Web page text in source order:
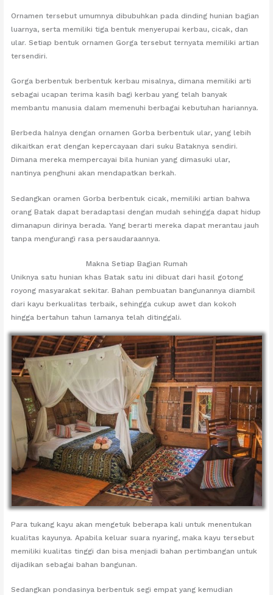
Ornamen tersebut umumnya dibubuhkan pada dinding hunian bagian
luarnya, serta memiliki tiga bentuk menyerupai kerbau, cicak, dan
ular. Setiap bentuk ornamen Gorga tersebut ternyata memiliki artian
tersendiri.
Gorga berbentuk berbentuk kerbau misalnya, dimana memiliki arti
sebagai ucapan terima kasih bagi kerbau yang telah banyak
membantu manusia dalam memenuhi berbagai kebutuhan hariannya.
Berbeda halnya dengan ornamen Gorba berbentuk ular, yang lebih
dikaitkan erat dengan kepercayaan dari suku Bataknya sendiri.
Dimana mereka mempercayai bila hunian yang dimasuki ular,
nantinya penghuni akan mendapatkan berkah.
Sedangkan oramen Gorba berbentuk cicak, memiliki artian bahwa
orang Batak dapat beradaptasi dengan mudah sehingga dapat hidup
dimanapun dirinya berada. Yang berarti mereka dapat merantau jauh
tanpa mengurangi rasa persaudaraannya.
Makna Setiap Bagian Rumah
Uniknya satu hunian khas Batak satu ini dibuat dari hasil gotong
royong masyarakat sekitar. Bahan pembuatan bangunannya diambil
dari kayu berkualitas terbaik, sehingga cukup awet dan kokoh
hingga bertahun tahun lamanya telah ditinggali.
Para tukang kayu akan mengetuk beberapa kali untuk menentukan
kualitas kayunya. Apabila keluar suara nyaring, maka kayu tersebut
memiliki kualitas tinggi dan bisa menjadi bahan pertimbangan untuk
dijadikan sebagai bahan bangunan.
Sedangkan pondasinya berbentuk segi empat yang kemudian